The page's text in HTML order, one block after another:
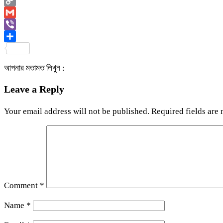
Copy
Link
Gmail
Viber
আপনার মতামত লিখুন :
Leave a Reply
Your email address will not be published. Required fields are
Comment *
Name *